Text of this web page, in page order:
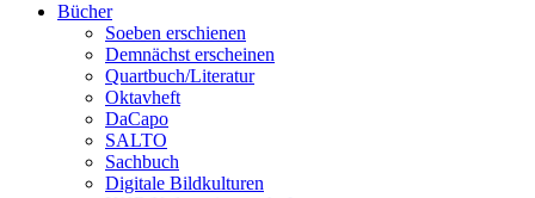
Bücher
Soeben erschienen
Demnächst erscheinen
Quartbuch/Literatur
Oktavheft
DaCapo
SALTO
Sachbuch
Digitale Bildkulturen